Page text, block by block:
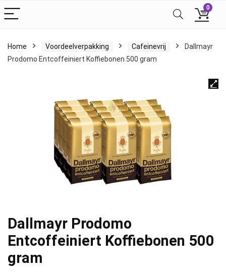
0
Home Voordeelverpakking Cafeinevrij
Dallmayr
Prodomo Entcoffeiniert Koffiebonen 500 gram
Dallmayr Prodomo
Entcoffeiniert Koffiebonen 500
gram